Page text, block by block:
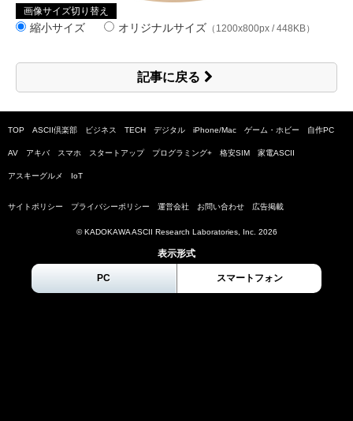
画像サイズ切り替え
縮小サイズ オリジナルサイズ （1200x800px / 448KB）
記事に戻る
TOP ASCII倶楽部 ビジネス TECH デジタル iPhone/Mac ゲーム・ホビー 自作PC
AV アキバ スマホ スタートアップ プログラミング+ 格安SIM 家電ASCII
アスキーグルメ IoT
サイトポリシー プライバシーポリシー 運営会社 お問い合わせ 広告掲載
© KADOKAWA ASCII Research Laboratories, Inc. 2026
表示形式
PC スマートフォン